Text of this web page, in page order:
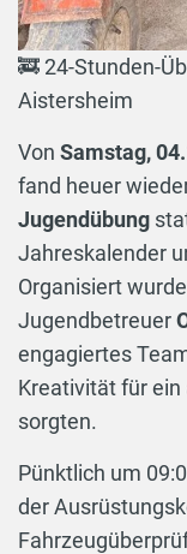
🚒 24-Stunden-
Aistersheim
Von Samstag,
fand heuer
Jugendübung
Jahreskalender
Organisiert
Jugendbetreuer
engagiertes
Kreativität für
sorgten.
Pünktlich um
der